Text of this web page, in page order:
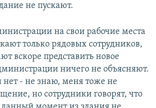
КРЫМА
не пускают.
на свои рабочие места
только рядовых сотрудников,
вскоре представить новое
ничего не объясняют.
‑ не знаю, меня тоже не
но сотрудники говорят, что